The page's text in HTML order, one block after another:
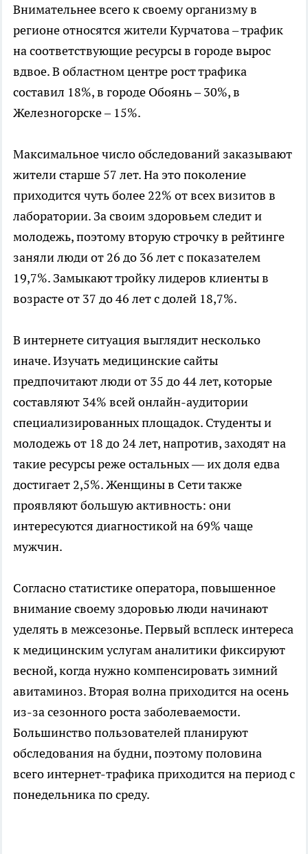
Внимательнее всего к своему организму в
регионе относятся жители Курчатова – трафик
на соответствующие ресурсы в городе вырос
вдвое. В областном центре рост трафика
составил 18%, в городе Обоянь – 30%, в
Железногорске – 15%.
Максимальное число обследований заказывают
жители старше 57 лет. На это поколение
приходится чуть более 22% от всех визитов в
лаборатории. За своим здоровьем следит и
молодежь, поэтому вторую строчку в рейтинге
заняли люди от 26 до 36 лет с показателем
19,7%. Замыкают тройку лидеров клиенты в
возрасте от 37 до 46 лет с долей 18,7%.
В интернете ситуация выглядит несколько
иначе. Изучать медицинские сайты
предпочитают люди от 35 до 44 лет, которые
составляют 34% всей онлайн-аудитории
специализированных площадок. Студенты и
молодежь от 18 до 24 лет, напротив, заходят на
такие ресурсы реже остальных — их доля едва
достигает 2,5%. Женщины в Сети также
проявляют большую активность: они
интересуются диагностикой на 69% чаще
мужчин.
Согласно статистике оператора, повышенное
внимание своему здоровью люди начинают
уделять в межсезонье. Первый всплеск интереса
к медицинским услугам аналитики фиксируют
весной, когда нужно компенсировать зимний
авитаминоз. Вторая волна приходится на осень
из-за сезонного роста заболеваемости.
Большинство пользователей планируют
обследования на будни, поэтому половина
всего интернет-трафика приходится на период с
понедельника по среду.